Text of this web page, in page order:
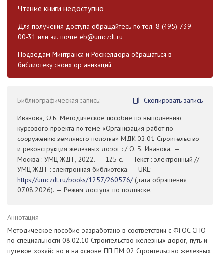
Чтение книги недоступно
Для получения доступа обращайтесь по тел. 8 (495) 739-
00-31 или эл. почте eb@umczdt.ru
Подведам Минтранса и Росжелдора обращаться в
библиотеку своих организаций
Библиографическая запись:
Скопировать запись
Иванова, О.Б. Методическое пособие по выполнению
курсового проекта по теме «Организация работ по
сооружению земляного полотна» МДК 02.01 Строительство
и реконструкция железных дорог : / О. Б. Иванова. —
Москва : УМЦ ЖДТ, 2022. — 125 с. — Текст : электронный //
УМЦ ЖДТ : электронная библиотека. — URL:
https://umczdt.ru/books/1257/260576/(дата обращения
07.08.2026). — Режим доступа: по подписке.
Аннотация
Методическое пособие разработано в соответствии с ФГОС СПО
по специальности 08.02.10 Строительство железных дорог, путь и
путевое хозяйство и на основе ПП ПМ 02 Строительство железных